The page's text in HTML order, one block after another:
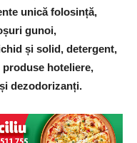
unică folosință,
gunoi,
și solid, detergent,
hoteliere,
dezodorizanți.